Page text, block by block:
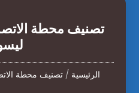
تصنيف محطة
الرئيسية / تصنيف محطة